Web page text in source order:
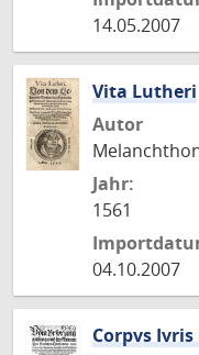
14.05.2007
Vita Lutheri
Autor
Jahr:
1561
04.10.2007
Corpvs